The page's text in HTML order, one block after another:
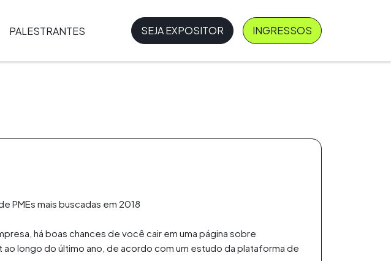
PALESTRANTES SEJA EXPOSITOR INGRESSOS
PMEs mais buscadas em 2018
há boas chances de você cair em uma página sobre
ao longo do último ano, de acordo com um estudo da plataforma de